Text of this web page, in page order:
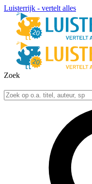
Luisterrijk - vertelt alles
Zoek